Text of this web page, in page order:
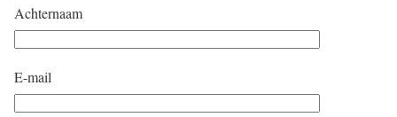
Achternaam
E-mail